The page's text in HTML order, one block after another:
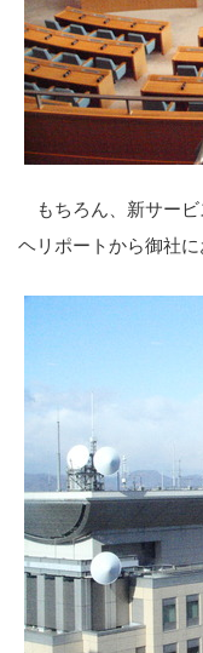
もちろん、新サービ
ヘリポートから御社に